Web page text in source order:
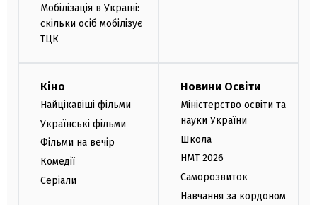
Мобілізація в Україні:
скільки осіб мобілізує
ТЦК
Кіно
Найцікавіші фільми
Українські фільми
Фільми на вечір
Комедії
Серіали
Новини Освіти
Міністерство освіти та
науки України
Школа
НМТ 2026
Саморозвиток
Навчання за кордоном